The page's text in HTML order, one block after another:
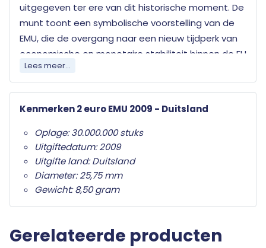
uitgegeven ter ere van dit historische moment. De
munt toont een symbolische voorstelling van de
EMU, die de overgang naar een nieuw tijdperk van
economische en monetaire stabiliteit binnen de EU
markeert.
Elk land dat de euro als officiële munteenheid
heeft mag jaarlijks twee herdenkingsmunten
uitgeven. Wat deze herdenkingsmunten
onderscheid van de gewone twee euro munten is
het herdenkingsonderwerp op de nationale zijde.
Alleen de twee euro munt mag als
herdenkingsmunt gebruikt worden. Ze zijn in het
hele eurogebied wettig betaalmiddel; ze kunnen
moeten worden geaccepteerd.
Lees meer...
Kenmerken 2 euro EMU 2009 - Duitsland
Oplage: 30.000.000 stuks
Uitgiftedatum: 2009
Uitgifte land: Duitsland
Diameter: 25,75 mm
Gewicht: 8,50 gram
Gerelateerde producten